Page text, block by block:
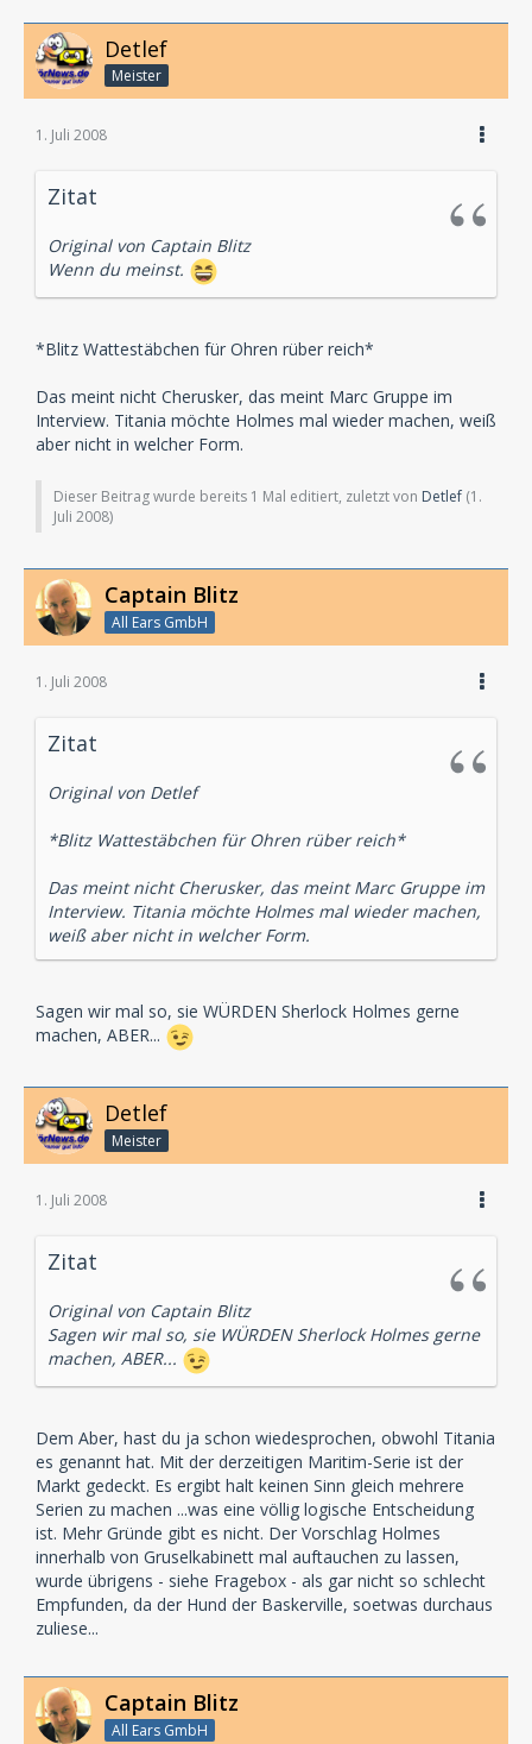
Detlef
Meister
1. Juli 2008
Zitat
Original von Captain Blitz
Wenn du meinst.
*Blitz Wattestäbchen für Ohren rüber reich*
Das meint nicht Cherusker, das meint Marc Gruppe im
Interview. Titania möchte Holmes mal wieder machen, weiß
aber nicht in welcher Form.
Dieser Beitrag wurde bereits 1 Mal editiert, zuletzt von Detlef (1.
Juli 2008)
Captain Blitz
All Ears GmbH
1. Juli 2008
Zitat
Original von Detlef
*Blitz Wattestäbchen für Ohren rüber reich*
Das meint nicht Cherusker, das meint Marc Gruppe im
Interview. Titania möchte Holmes mal wieder machen,
weiß aber nicht in welcher Form.
Sagen wir mal so, sie WÜRDEN Sherlock Holmes gerne
machen, ABER...
Detlef
Meister
1. Juli 2008
Zitat
Original von Captain Blitz
Sagen wir mal so, sie WÜRDEN Sherlock Holmes gerne
machen, ABER...
Dem Aber, hast du ja schon wiedesprochen, obwohl Titania
es genannt hat. Mit der derzeitigen Maritim-Serie ist der
Markt gedeckt. Es ergibt halt keinen Sinn gleich mehrere
Serien zu machen ...was eine völlig logische Entscheidung
ist. Mehr Gründe gibt es nicht. Der Vorschlag Holmes
innerhalb von Gruselkabinett mal auftauchen zu lassen,
wurde übrigens - siehe Fragebox - als gar nicht so schlecht
Empfunden, da der Hund der Baskerville, soetwas durchaus
zuliese...
Captain Blitz
All Ears GmbH